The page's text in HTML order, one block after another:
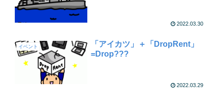
2022.03.30
イベント
「アイカツ」＋「DropRent」
=Drop???
2022.03.29